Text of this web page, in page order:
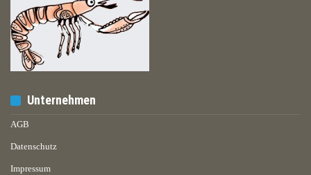
Unternehmen
AGB
Datenschutz
Impressum